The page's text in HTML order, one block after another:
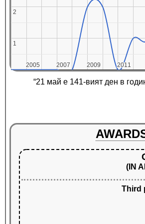
2005
2005 2007
2007 2009
2009 2011
2011
11
2
2
“21 май е 141-вият ден в
(IN
Third